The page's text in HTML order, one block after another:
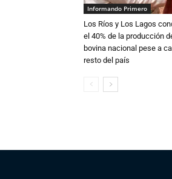
Informando Primero
Los Ríos y Los Lagos
el 40% de la producción
bovina nacional pese a
resto del país